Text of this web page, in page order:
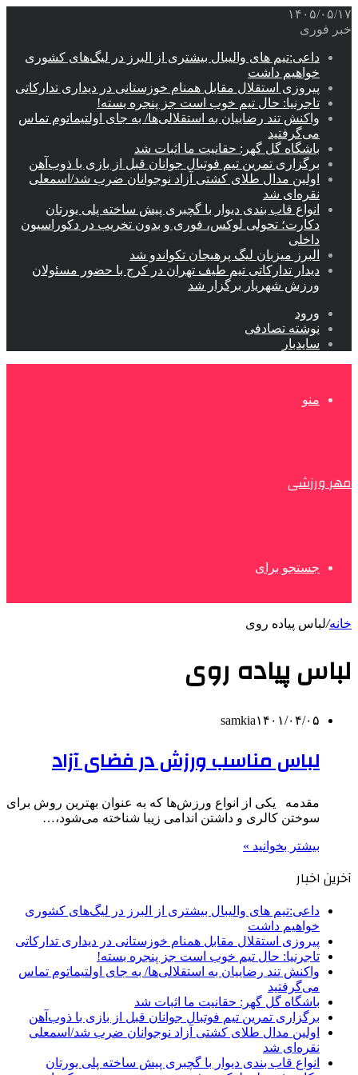
۱۴۰۵/۰۵/۱۷
خبر فوری
داعی:تیم های والیبال بیشتری از البرز در لیگ‌های کشوری
خواهیم داشت
پیروزی استقلال مقابل همنام خوزستانی در دیداری تدارکاتی
تاجرنیا: حال تیم خوب است جز پنجره بسته!
واکنش تند رضاییان به استقلالی‌ها/ به جای اولتیماتوم تماس
می‌گرفتید
باشگاه گل گهر: حقانیت ما اثبات شد
برگزاری تمرین تیم فوتبال جوانان قبل از بازی با ذوب‌آهن
اولین مدال طلای کشتی آزاد نوجوانان ضرب شد/اسمعلی
نقره‌ای شد
انواع قاب بندی دیوار با گچبری پیش ساخته پلی یورتان
دکارت؛ تحولی لوکس، فوری و بدون تخریب در دکوراسیون
داخلی
البرز میزبان لیگ پرهیجان تکواندو شد
دیدار تدارکاتی تیم طیف تهران در کرج با حضور مسئولان
ورزش شهریار برگزار شد
ورود
نوشته تصادفی
سایدبار
منو
مهر ورزشی
جستجو برای
خانه/لباس پیاده روی
لباس پیاده روی
samkia۱۴۰۱/۰۴/۰۵
لباس مناسب ورزش در فضای آزاد
مقدمه یکی از انواع ورزش‌ها که به عنوان بهترین روش برای
سوختن کالری و داشتن اندامی زیبا شناخته می‌شود،…
بیشتر بخوانید »
آخرین اخبار
داعی:تیم های والیبال بیشتری از البرز در لیگ‌های کشوری
خواهیم داشت
پیروزی استقلال مقابل همنام خوزستانی در دیداری تدارکاتی
تاجرنیا: حال تیم خوب است جز پنجره بسته!
واکنش تند رضاییان به استقلالی‌ها/ به جای اولتیماتوم تماس
می‌گرفتید
باشگاه گل گهر: حقانیت ما اثبات شد
برگزاری تمرین تیم فوتبال جوانان قبل از بازی با ذوب‌آهن
اولین مدال طلای کشتی آزاد نوجوانان ضرب شد/اسمعلی
نقره‌ای شد
انواع قاب بندی دیوار با گچبری پیش ساخته پلی یورتان